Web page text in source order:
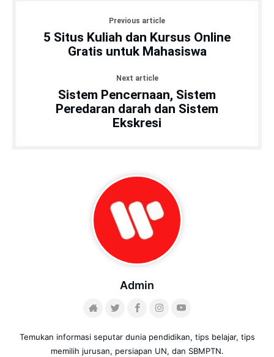
Previous article
5 Situs Kuliah dan Kursus Online
Gratis untuk Mahasiswa
Next article
Sistem Pencernaan, Sistem
Peredaran darah dan Sistem
Ekskresi
Admin
Temukan informasi seputar dunia pendidikan, tips belajar, tips
memilih jurusan, persiapan UN, dan SBMPTN.